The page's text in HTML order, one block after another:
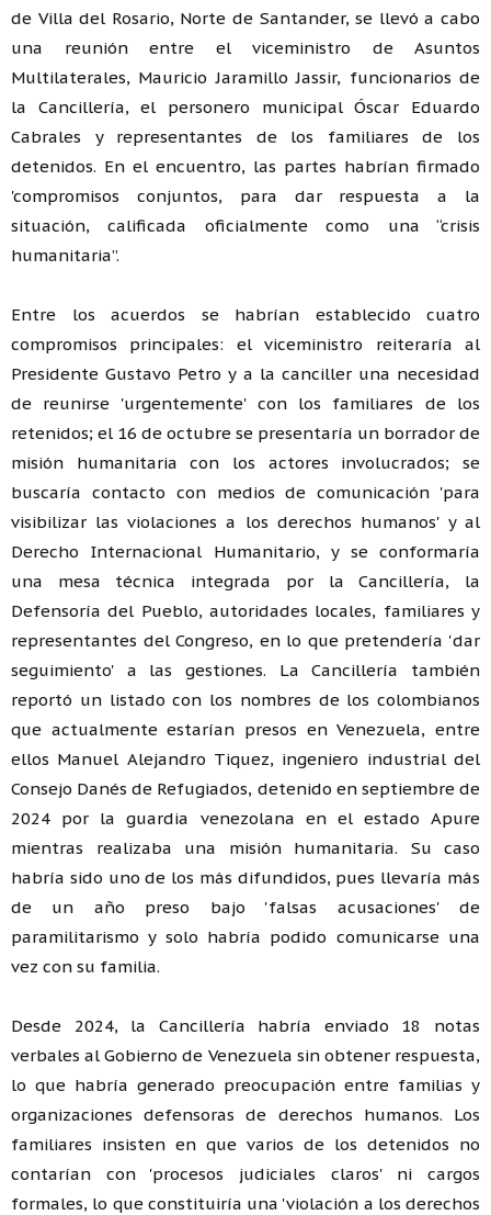
de Villa del Rosario, Norte de Santander, se llevó a cabo
una reunión entre el viceministro de Asuntos
Multilaterales, Mauricio Jaramillo Jassir, funcionarios de
la Cancillería, el personero municipal Óscar Eduardo
Cabrales y representantes de los familiares de los
detenidos. En el encuentro, las partes habrían firmado
'compromisos conjuntos, para dar respuesta a la
situación, calificada oficialmente como una “crisis
humanitaria”.
Entre los acuerdos se habrían establecido cuatro
compromisos principales: el viceministro reiteraría al
Presidente Gustavo Petro y a la canciller una necesidad
de reunirse 'urgentemente' con los familiares de los
retenidos; el 16 de octubre se presentaría un borrador de
misión humanitaria con los actores involucrados; se
buscaría contacto con medios de comunicación 'para
visibilizar las violaciones a los derechos humanos' y al
Derecho Internacional Humanitario, y se conformaría
una mesa técnica integrada por la Cancillería, la
Defensoría del Pueblo, autoridades locales, familiares y
representantes del Congreso, en lo que pretendería 'dar
seguimiento' a las gestiones. La Cancillería también
reportó un listado con los nombres de los colombianos
que actualmente estarían presos en Venezuela, entre
ellos Manuel Alejandro Tiquez, ingeniero industrial del
Consejo Danés de Refugiados, detenido en septiembre de
2024 por la guardia venezolana en el estado Apure
mientras realizaba una misión humanitaria. Su caso
habría sido uno de los más difundidos, pues llevaría más
de un año preso bajo 'falsas acusaciones' de
paramilitarismo y solo habría podido comunicarse una
vez con su familia.
Desde 2024, la Cancillería habría enviado 18 notas
verbales al Gobierno de Venezuela sin obtener respuesta,
lo que habría generado preocupación entre familias y
organizaciones defensoras de derechos humanos. Los
familiares insisten en que varios de los detenidos no
contarían con 'procesos judiciales claros' ni cargos
formales, lo que constituiría una 'violación a los derechos